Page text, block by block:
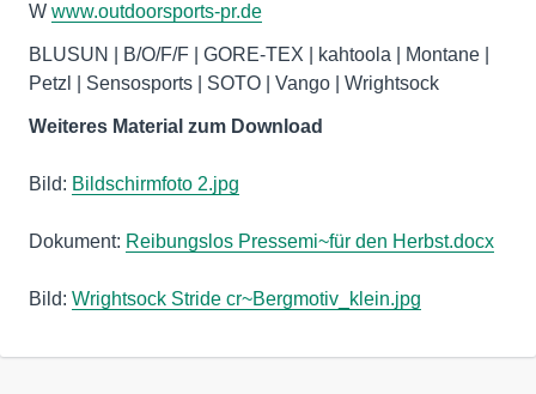
W www.outdoorsports-pr.de
BLUSUN | B/O/F/F | GORE-TEX | kahtoola | Montane |
Petzl | Sensosports | SOTO | Vango | Wrightsock
Weiteres Material zum Download
Bild: Bildschirmfoto 2.jpg
Dokument: Reibungslos Pressemi~für den Herbst.docx
Bild: Wrightsock Stride cr~Bergmotiv_klein.jpg